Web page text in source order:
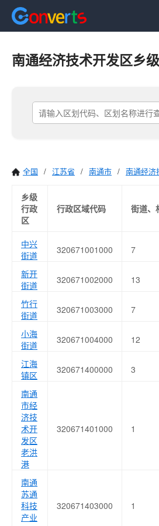
南通经济技术开发区乡
全国 / 江苏省 / 南通市 / 南通经济
乡级
行政
区
行政区域代码 街道、
中兴
街道
320671001000 7
新开
街道
320671002000 13
竹行
街道
320671003000 7
小海
街道
320671004000 12
江海
镇区
320671400000 3
南通
市经
济技
术开
发区
老洪
港
320671401000 1
南通
苏通
科技
产业
320671403000 1